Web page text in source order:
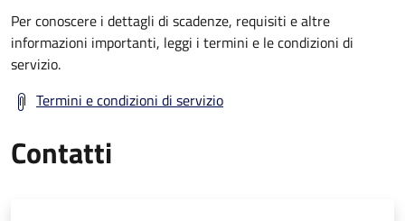
Per conoscere i dettagli di scadenze, requisiti e altre
informazioni importanti, leggi i termini e le condizioni di
servizio.
Termini e condizioni di servizio
Contatti